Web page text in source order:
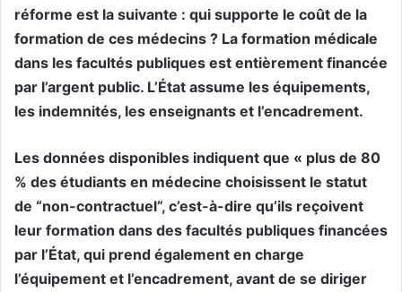
réforme est la suivante : qui supporte le coût de la
formation de ces médecins ? La formation médicale
dans les facultés publiques est entièrement financée
par l’argent public. L’État assume les équipements,
les indemnités, les enseignants et l’encadrement.
Les données disponibles indiquent que « plus de 80
% des étudiants en médecine choisissent le statut
de “non-contractuel”, c’est-à-dire qu’ils reçoivent
leur formation dans des facultés publiques financées
par l’État, qui prend également en charge
l’équipement et l’encadrement, avant de se diriger